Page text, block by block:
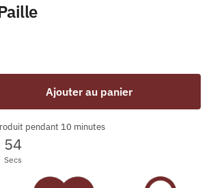
Ajouter au panier
pendant 10 minutes
54
Secs